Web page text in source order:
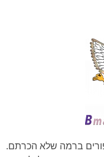
ברמה שלא הכרתם.